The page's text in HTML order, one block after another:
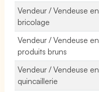
Vendeur / Vendeuse en
bricolage
Vendeur / Vendeuse en
produits bruns
Vendeur / Vendeuse en
quincaillerie